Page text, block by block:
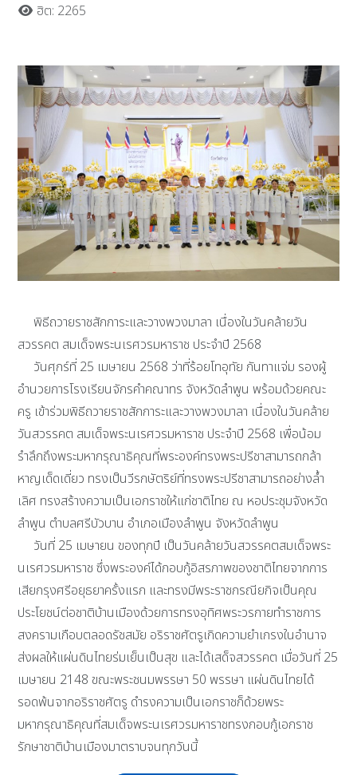
ฮิต: 2265
พิธีถวายราชสักการะและวางพวงมาลา เนื่องในวันคล้ายวัน
สวรรคต สมเด็จพระนเรศวรมหาราช ประจำปี 2568
วันศุกร์ที่ 25 เมษายน 2568 ว่าที่ร้อยโทอุทัย กันทาแจ่ม รองผู้
อำนวยการโรงเรียนจักรคำคณาทร จังหวัดลำพูน พร้อมด้วยคณะ
ครู เข้าร่วมพิธีถวายราชสักการะและวางพวงมาลา เนื่องในวันคล้าย
วันสวรรคต สมเด็จพระนเรศวรมหาราช ประจำปี 2568 เพื่อน้อม
รำลึกถึงพระมหากรุณาธิคุณที่พระองค์ทรงพระปรีชาสามารถกล้า
หาญเด็ดเดี่ยว ทรงเป็นวีรกษัตริย์ที่ทรงพระปรีชาสามารถอย่างล้ำ
เลิศ ทรงสร้างความเป็นเอกราชให้แก่ชาติไทย ณ หอประชุมจังหวัด
ลำพูน ตำบลศรีบัวบาน อำเภอเมืองลำพูน จังหวัดลำพูน
วันที่ 25 เมษายน ของทุกปี เป็นวันคล้ายวันสวรรคตสมเด็จพระ
นเรศวรมหาราช ซึ่งพระองค์ได้กอบกู้อิสรภาพของชาติไทยจากการ
เสียกรุงศรีอยุธยาครั้งแรก และทรงมีพระราชกรณียกิจเป็นคุณ
ประโยชน์ต่อชาติบ้านเมืองด้วยการทรงอุทิศพระวรกายทำราชการ
สงครามเกือบตลอดรัชสมัย อริราชศัตรูเกิดความยำเกรงในอำนาจ
ส่งผลให้แผ่นดินไทยร่มเย็นเป็นสุข และได้เสด็จสวรรคต เมื่อวันที่ 25
เมษายน 2148 ขณะพระชนมพรรษา 50 พรรษา แผ่นดินไทยได้
รอดพ้นจากอริราชศัตรู ดำรงความเป็นเอกราชก็ด้วยพระ
มหากรุณาธิคุณที่สมเด็จพระนเรศวรมหาราชทรงกอบกู้เอกราช
รักษาชาติบ้านเมืองมาตราบจนทุกวันนี้